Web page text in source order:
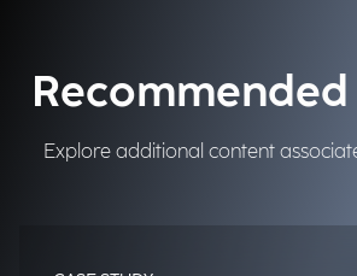
Explore additional content